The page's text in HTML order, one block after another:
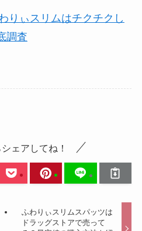
りぃスリムはチクチクし
調査
ェアしてね！
ふわりぃスリムスパッツは
ドラッグストアで売って